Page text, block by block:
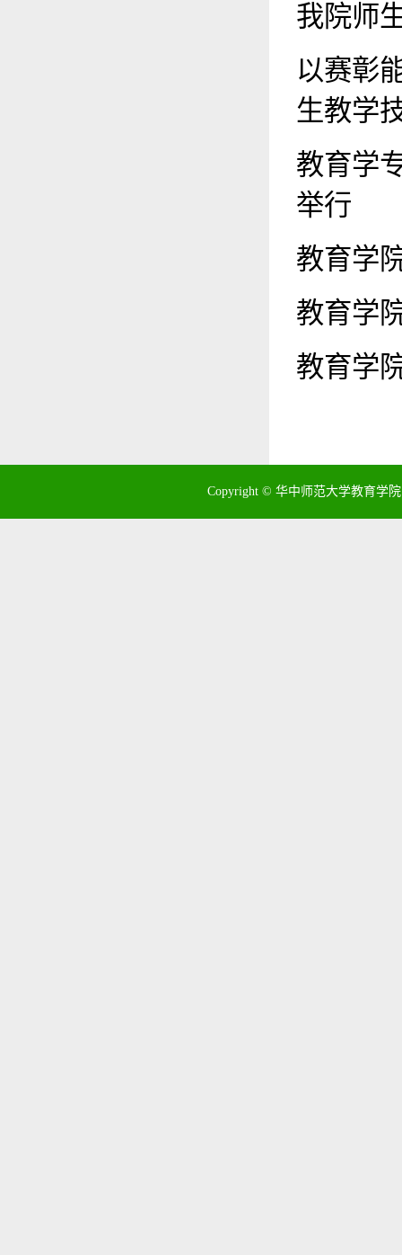
我院师
以赛彰
生教学
教育学
举行
教育学
教育学
教育学
Copyright © 华中师范大学教育学院